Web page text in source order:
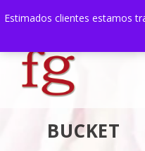
Estimados clientes estamos
TENDENCIAS:
BUCKET